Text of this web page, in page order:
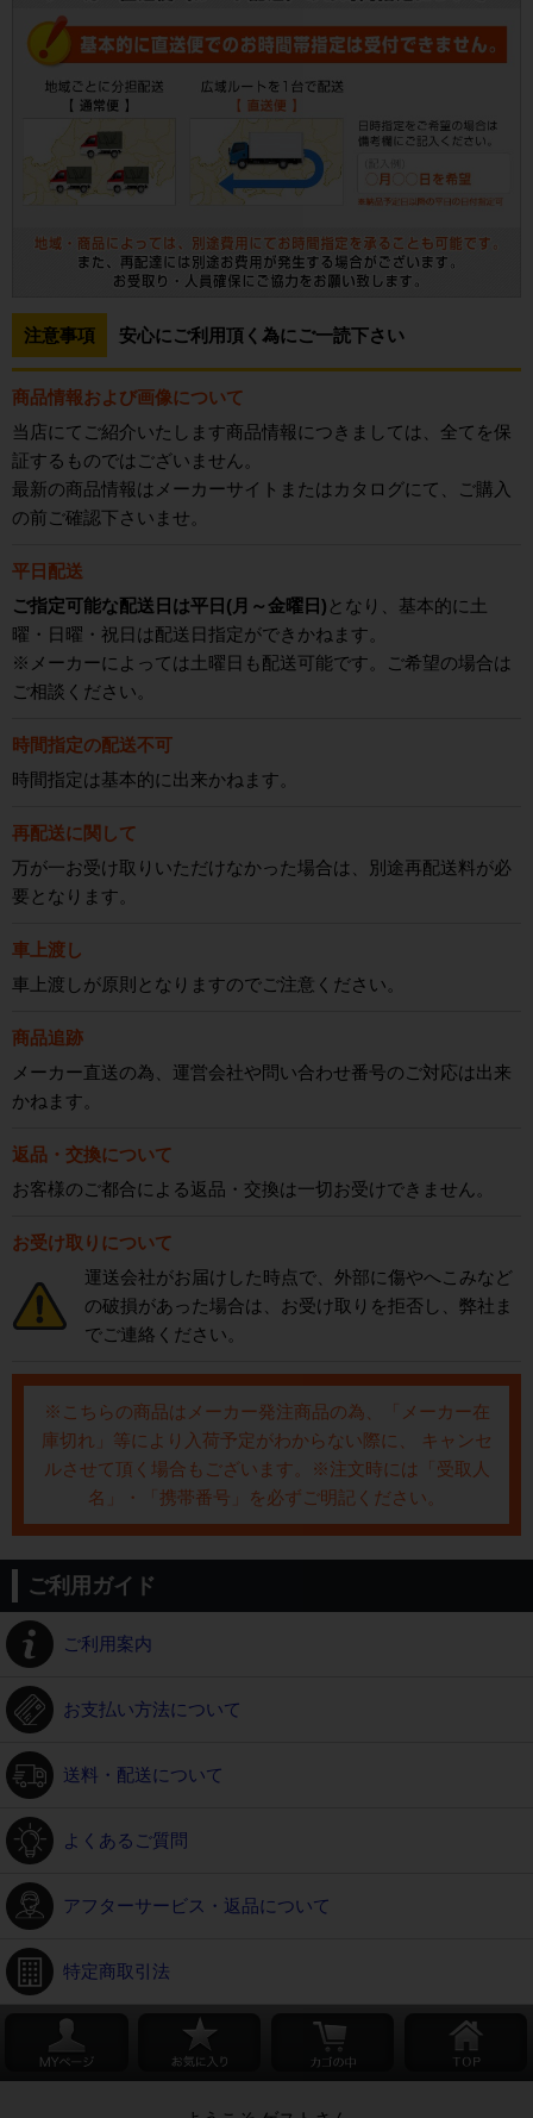
注意事項 安心にご利用頂く為にご一読下さい
商品情報および画像について
当店にてご紹介いたします商品情報につきましては、全てを保
証するものではございません。
最新の商品情報はメーカーサイトまたはカタログにて、ご購入
の前ご確認下さいませ。
平日配送
ご指定可能な配送日は平日(月～金曜日) となり、基本的に土
曜・日曜・祝日は配送日指定ができかねます。
※メーカーによっては土曜日も配送可能です。ご希望の場合は
ご相談ください。
時間指定の配送不可
時間指定は基本的に出来かねます。
再配送に関して
万が一お受け取りいただけなかった場合は、別途再配送料が必
要となります。
車上渡し
車上渡しが原則となりますのでご注意ください。
商品追跡
メーカー直送の為、運営会社や問い合わせ番号のご対応は出来
かねます。
返品・交換について
お客様のご都合による返品・交換は一切お受けできません。
お受け取りについて
運送会社がお届けした時点で、外部に傷やへこみなど
の破損があった場合は、お受け取りを拒否し、弊社ま
でご連絡ください。
※こちらの商品はメーカー発注商品の為、「メーカー在
庫切れ」等により入荷予定がわからない際に、 キャンセ
ルさせて頂く場合もございます。※注文時には「受取人
名」・「携帯番号」を必ずご明記ください。
ご利用ガイド
ご利用案内
お支払い方法について
送料・配送について
よくあるご質問
アフターサービス・返品について
特定商取引法